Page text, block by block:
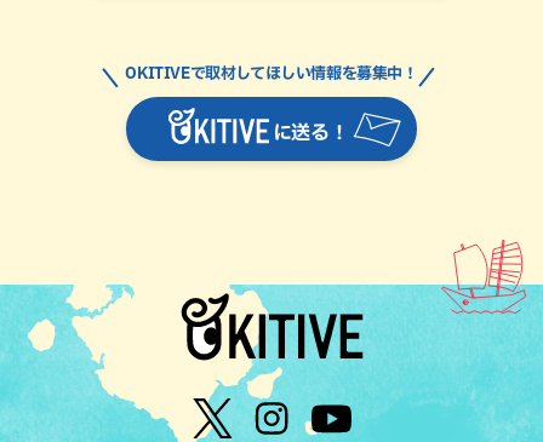
に送る！
OKITIVEで取材してほしい情報を募集中！